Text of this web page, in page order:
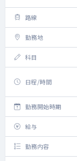
路線
勤務地
科目
日程/時間
勤務開始時期
給与
勤務内容